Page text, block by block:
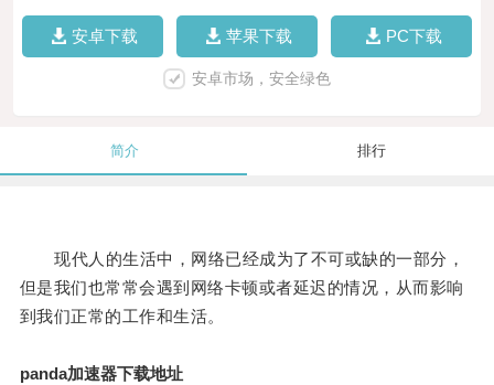
安卓下载 苹果下载 PC下载
安卓市场，安全绿色
简介 排行
现代人的生活中，网络已经成为了不可或缺的一部分，
但是我们也常常会遇到网络卡顿或者延迟的情况，从而影响
到我们正常的工作和生活。
panda加速器下载地址